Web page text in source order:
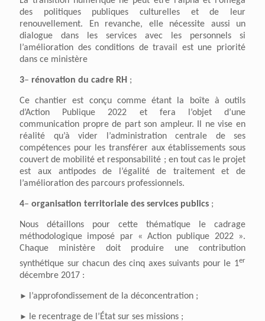
des politiques publiques culturelles et de leur
renouvellement. En revanche, elle nécessite aussi un
dialogue dans les services avec les personnels si
l’amélioration des conditions de travail est une priorité
dans ce ministère
3– rénovation du cadre RH ;
Ce chantier est conçu comme étant la boîte à outils
d’Action Publique 2022 et fera l’objet d’une
communication propre de part son ampleur. Il ne vise en
réalité qu’à vider l’administration centrale de ses
compétences pour les transférer aux établissements sous
couvert de mobilité et responsabilité ; en tout cas le projet
est aux antipodes de l’égalité de traitement et de
l’amélioration des parcours professionnels.
4– organisation territoriale des services publics ;
Nous détaillons pour cette thématique le cadrage
méthodologique imposé par « Action publique 2022 ».
Chaque ministère doit produire une contribution
synthétique sur chacun des cinq axes suivants pour le 1er
décembre 2017 :
► l’approfondissement de la déconcentration ;
► le recentrage de l’État sur ses missions ;